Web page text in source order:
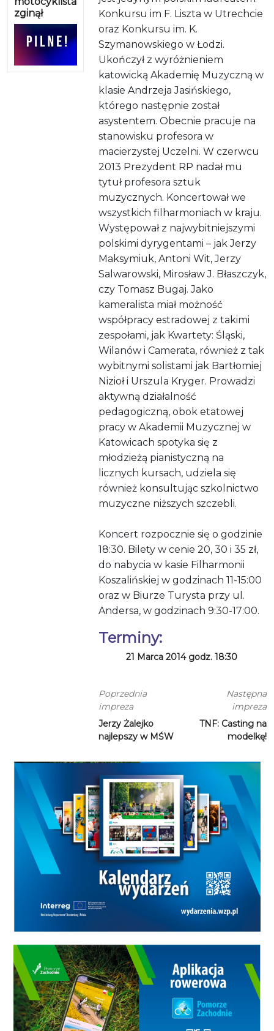
zginął
Konkursu im F. Liszta w Utrechcie
oraz Konkursu im. K.
Szymanowskiego w Łodzi.
Ukończył z wyróżnieniem
katowicką Akademię Muzyczną w
klasie Andrzeja Jasińskiego,
którego następnie został
asystentem. Obecnie pracuje na
stanowisku profesora w
macierzystej Uczelni. W czerwcu
2013 Prezydent RP nadał mu
tytuł profesora sztuk
muzycznych. Koncertował we
wszystkich filharmoniach w kraju.
Występował z najwybitniejszymi
polskimi dyrygentami – jak Jerzy
Maksymiuk, Antoni Wit, Jerzy
Salwarowski, Mirosław J. Błaszczyk,
czy Tomasz Bugaj. Jako
kameralista miał możność
współpracy estradowej z takimi
zespołami, jak Kwartety: Śląski,
Wilanów i Camerata, również z tak
wybitnymi solistami jak Bartłomiej
Nizioł i Urszula Kryger. Prowadzi
aktywną działalność
pedagogiczną, obok etatowej
pracy w Akademii Muzycznej w
Katowicach spotyka się z
młodzieżą pianistyczną na
licznych kursach, udziela się
również konsultując szkolnictwo
muzyczne niższych szczebli.
Koncert rozpocznie się o godzinie
18:30. Bilety w cenie 20, 30 i 35 zł,
do nabycia w kasie Filharmonii
Koszalińskiej w godzinach 11-15:00
oraz w Biurze Turysta przy ul.
Andersa, w godzinach 9:30-17:00.
Terminy:
21 Marca 2014 godz. 18:30
Poprzednia
impreza
Jerzy Żalejko
najlepszy w MŚW
Następna
impreza
TNF: Casting na
modelkę!